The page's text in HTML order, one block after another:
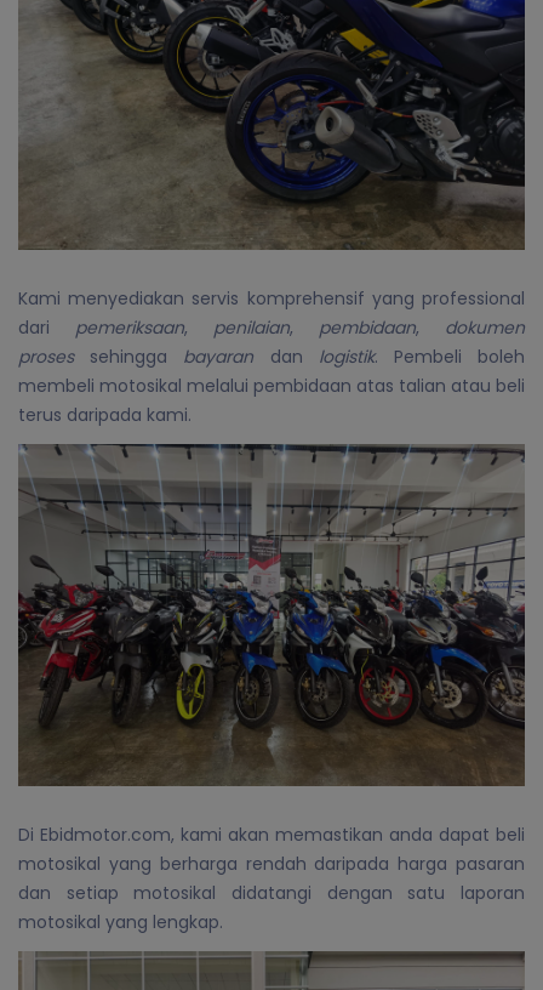
Kami menyediakan servis komprehensif yang professional
dari pemeriksaan, penilaian, pembidaan, dokumen
prosessehingga bayaran dan logistik. Pembeli boleh
membeli motosikal melalui pembidaan atas talian atau beli
terus daripada kami.
Di Ebidmotor.com, kami akan memastikan anda dapat beli
motosikal yang berharga rendah daripada harga pasaran
dan setiap motosikal didatangi dengan satu laporan
motosikal yang lengkap.